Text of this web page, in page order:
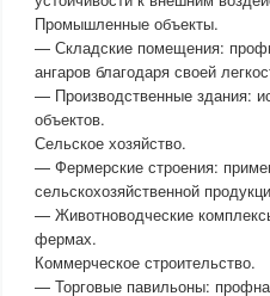
Промышленные объекты.
— Складские помещения:
ангаров благодаря своей
— Производственные здания:
объектов.
Сельское хозяйство.
— Фермерские строения:
сельскохозяйственной
— Животноводческие
фермах.
Коммерческое строительство.
— Торговые павильоны: